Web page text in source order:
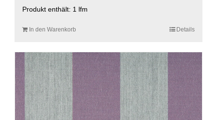
Produkt enthält: 1 lfm
In den Warenkorb Details